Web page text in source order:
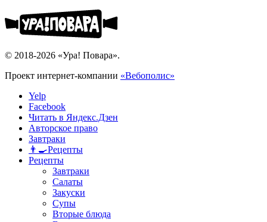
© 2018-2026 «Ура! Повара».
Проект интернет-компании «Вебополис»
Yelp
Facebook
Читать в Яндекс.Дзен
Авторское право
Завтраки
👨‍🍳Рецепты
Рецепты
Завтраки
Салаты
Закуски
Супы
Вторые блюда